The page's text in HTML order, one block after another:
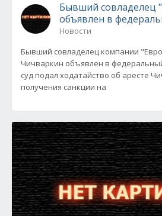
Бывший совладелец
объявлен в
Новости
Бывший совладелец компании
Чичваркин объявлен в
суд подал ходатайство об аресте
получения санкции на